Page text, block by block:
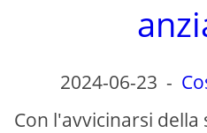
2024-06-23 -
Con l'avvicinarsi